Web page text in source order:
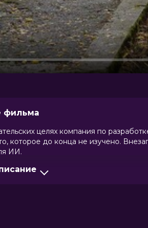
фильма
целях компания по
которое до конца не изучено.
ИИ.
3.3/ 10 (224 голоса)
Джеймс Пэкстон, Лилли Круг,